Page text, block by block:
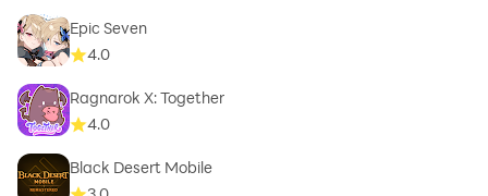
Epic Seven
4.0
Ragnarok X: Together
4.0
Black Desert Mobile